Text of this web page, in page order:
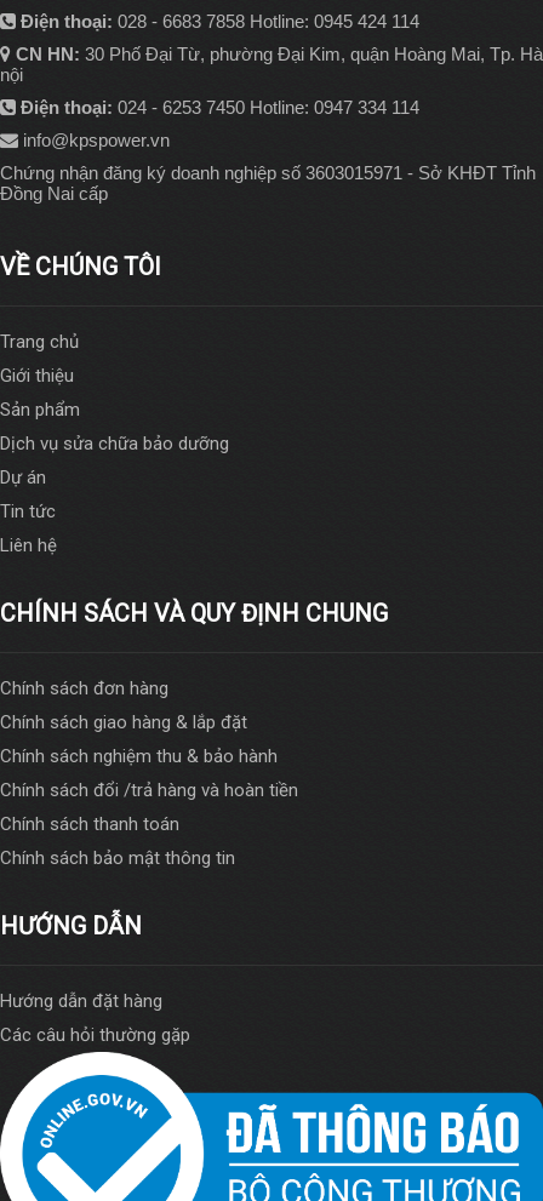
Điện thoại: 028 - 6683 7858 Hotline: 0945 424 114
CN HN: 30 Phố Đại Từ, phường Đại Kim, quận Hoàng Mai, Tp. Hà
nội
Điện thoại: 024 - 6253 7450 Hotline: 0947 334 114
info@kpspower.vn
Chứng nhận đăng ký doanh nghiệp số 3603015971 - Sở KHĐT Tỉnh
Đồng Nai cấp
VỀ CHÚNG TÔI
Trang chủ
Giới thiệu
Sản phẩm
Dịch vụ sửa chữa bảo dưỡng
Dự án
Tin tức
Liên hệ
CHÍNH SÁCH VÀ QUY ĐỊNH CHUNG
Chính sách đơn hàng
Chính sách giao hàng & lắp đặt
Chính sách nghiệm thu & bảo hành
Chính sách đổi /trả hàng và hoàn tiền
Chính sách thanh toán
Chính sách bảo mật thông tin
HƯỚNG DẪN
Hướng dẫn đặt hàng
Các câu hỏi thường gặp